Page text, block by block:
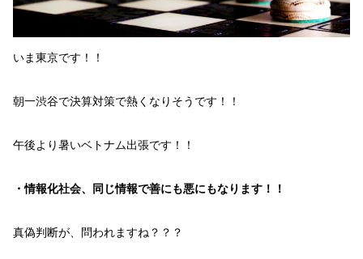
いま東京です！！
朝一渋谷で決算対策で熱く なりそうです！！
午後より暑いベトナム出張です！！
・情報化社会、同じ情報で善にも悪にもなります！！
真偽判断が、問われますね？？？